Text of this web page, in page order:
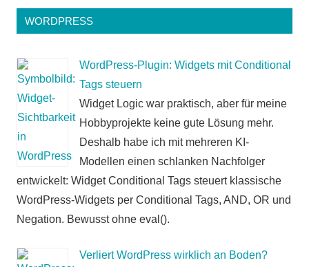
WORDPRESS
WordPress-Plugin: Widgets mit Conditional
Tags steuern
Widget Logic war praktisch, aber für meine
Hobbyprojekte keine gute Lösung mehr.
Deshalb habe ich mit mehreren KI-
Modellen einen schlanken Nachfolger
entwickelt: Widget Conditional Tags steuert klassische
WordPress-Widgets per Conditional Tags, AND, OR und
Negation. Bewusst ohne eval().
Verliert WordPress wirklich an Boden?